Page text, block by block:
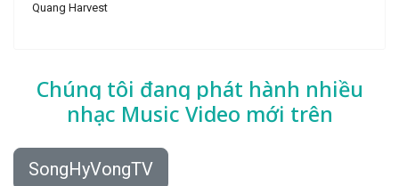
Quang Harvest
Chúng tôi đang phát hành nhiều
nhạc Music Video mới trên
SongHyVongTV